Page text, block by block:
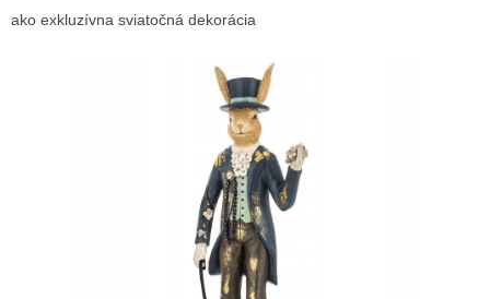
ako exkluzívna sviatočná dekorácia